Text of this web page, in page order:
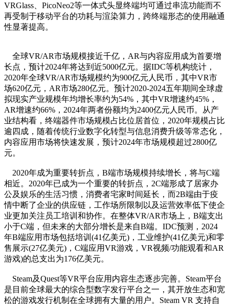
VRGlass、PicoNeo2等一体式头显终端均可通过串流功能而不
再受制于移动平台的功耗与渲染算力，跨终端形态的使用融通
性显著提高。
全球VR/AR市场规模接近千亿，AR与内容应用成为首要增
长点，预计2024年将达到近5000亿元。据IDC等机构统计，
2020年全球VR/AR市场规模约为900亿元人民币，其中VR市
场620亿元，AR市场280亿元。预计2020-2024五年期间全球虚
拟现实产业规模年均增长率约为54%，其中VR增速约45%，
AR增速约66%，2024年两者份额均为2400亿元人民币。从产
业结构看，终端器件市场规模占比位居首位，2020年规模占比
逾四成，随着传统行业数字化转型与信息消费升级等常态化，
内容应用市场将快速发展，预计2024年市场规模超过2800亿
元。
2020年成为重要转折点，B端市场规模持续增长，将与C端
相近。2020年已成为一个重要的转折点，2C端形成了居家办
公及娱乐的生活习惯，消费者宅家时间延长，而2B端由于疫
情中断了企业的供应链，工作场所限制以及运营效率低下使企
业更加关注员工培训和协作。在整体VR/AR市场上，B端支出
小于C端，但未来的大部分增长是来自B端。IDC预测，2024
年B端应用市场包括培训(41亿美元)，工业维护(41亿美元)和零
售展示(27亿美元)，C端应用VR游戏，VR视频/功能观看和AR
游戏)的总支出为176亿美元。
Steam及Quest等VR平台应用内容生态逐步完善。Steam平台
是目前全球最大的综合型数字发行平台之一，其开放生态和宽
松的游戏发行机制在全球拥有大量的用户。Steam VR 支持自